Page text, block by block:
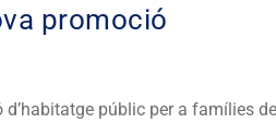
promoció
d’habitatge públic per a famílies de